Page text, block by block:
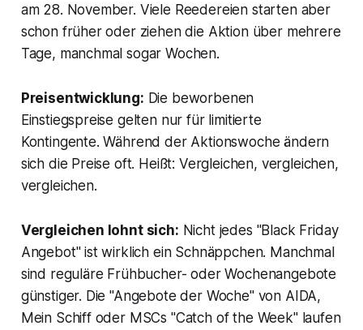
am 28. November. Viele Reedereien starten aber
schon früher oder ziehen die Aktion über mehrere
Tage, manchmal sogar Wochen.
Preisentwicklung: Die beworbenen
Einstiegspreise gelten nur für limitierte
Kontingente. Während der Aktionswoche ändern
sich die Preise oft. Heißt: Vergleichen, vergleichen,
vergleichen.
Vergleichen lohnt sich: Nicht jedes "Black Friday
Angebot" ist wirklich ein Schnäppchen. Manchmal
sind reguläre Frühbucher- oder Wochenangebote
günstiger. Die "Angebote der Woche" von AIDA,
Mein Schiff oder MSCs "Catch of the Week" laufen